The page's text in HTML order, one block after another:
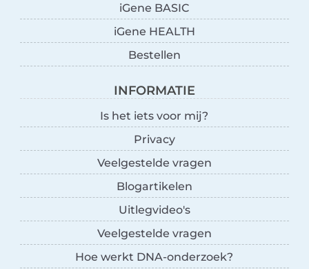
iGene BASIC
iGene HEALTH
Bestellen
INFORMATIE
Is het iets voor mij?
Privacy
Veelgestelde vragen
Blogartikelen
Uitlegvideo's
Veelgestelde vragen
Hoe werkt DNA-onderzoek?